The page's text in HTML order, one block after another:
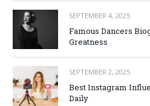
SEPTEMBER 4, 2025
Famous Dancers
Greatness
SEPTEMBER 2, 2025
Best Instagram
Daily